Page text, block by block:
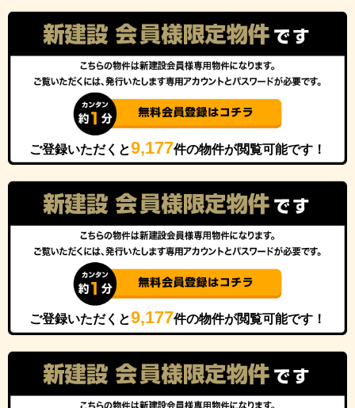
ご登録いただくと9,177件の物件が閲覧可能です！
ご登録いただくと9,177件の物件が閲覧可能です！